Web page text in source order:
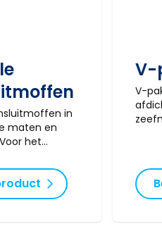
in
maten en
het
en naar de
V-
V-